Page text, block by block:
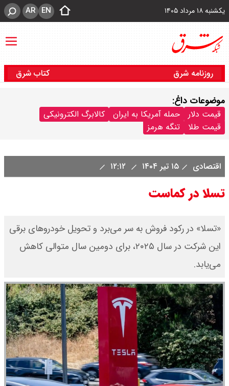
یکشنبه ۱۸ مرداد ۱۴۰۵ EN
AR
روزنامه شرق کتاب شرق
موضوعات داغ:
قیمت دلار حمله آمریکا به ایران
کالابرگ الکترونیکی
قیمت طلا
تنگه هرمز
اقتصادی ۱۵ تیر ۱۴۰۴
تسلا در کماست
«تسلا» در رکود فروش به سر می‌برد و تحویل خودروهای برقی
این شرکت در سال ۲۰۲۵، برای دومین سال متوالی کاهش
می‌یابد.